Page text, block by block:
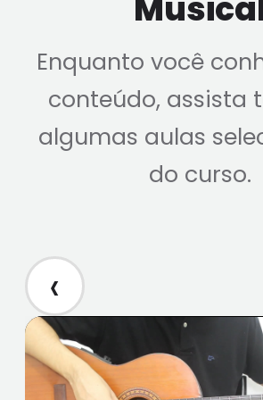
Enquanto você
conteúdo, assista
algumas aulas
do curso.
‹